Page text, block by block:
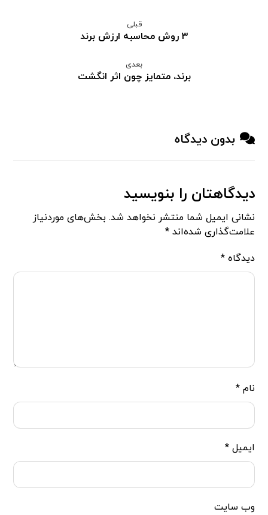
قبلی
۳ روش محاسبه ارزش برند
بعدی
برند، متمایز چون اثر انگشت
بدون دیدگاه
دیدگاهتان را بنویسید
نشانی ایمیل شما منتشر نخواهد شد. بخش‌های موردنیاز
علامت‌گذاری شده‌اند*
دیدگاه*
نام*
ایمیل*
وب‌ سایت